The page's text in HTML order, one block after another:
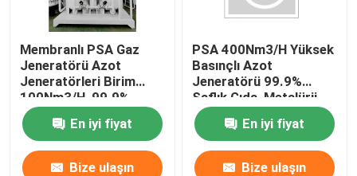
Sıvı Akış Kalibrasyon Sistemi
Otomasyon Robotu Kol
Dijital konumlandırıcı
Membranlı PSA Gaz
Jeneratörü Azot
Jeneratörleri Birim
100Nm3/H, 99.9%
Saflık
En iyi fiyat
Bize ulaşın
PSA 400Nm3/H Yüksek
Basınçlı Azot
Jeneratörü 99.9%
Saflık Gıda, Metalürji,
Kimyasal
En iyi fiyat
Bize ulaşın